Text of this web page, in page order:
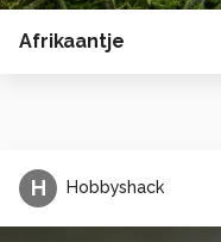
Afrikaantje
H Hobbyshack